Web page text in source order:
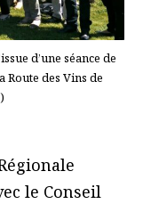
d’une séance de
des Vins de
le Conseil